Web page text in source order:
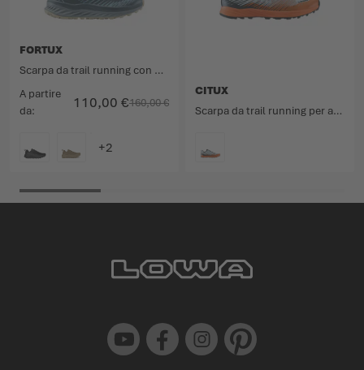
A partire
da
110,00 €160,00 €
FORTUX
Scarpa da trail running con prestazioni di prima classe sulle distanze ultra lunghe.
CITUX
Scarpa da trail running per altissime prestazioni.
Youtube Facebook Instagram Pinterest